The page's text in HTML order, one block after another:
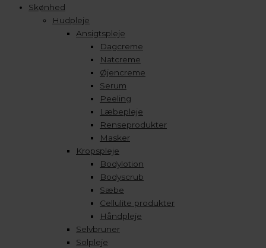
Skønhed
Hudpleje
Ansigtspleje
Dagcreme
Natcreme
Øjencreme
Serum
Peeling
Læbepleje
Renseprodukter
Masker
Kropspleje
Bodylotion
Bodyscrub
Sæbe
Cellulite produkter
Håndpleje
Selvbruner
Solpleje